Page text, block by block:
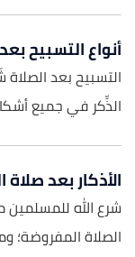
أنواع التسبيح
التسبيح بعد
الذِّكر في جميع
الأذكار بعد صلاة
شرع الله للمسلمين
الصلاة المفروضة؛